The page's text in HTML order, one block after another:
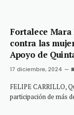
Fortalece
contra las
Apoyo de
17 diciembre, 2024
FELIPE CARRILLO,
participación de más